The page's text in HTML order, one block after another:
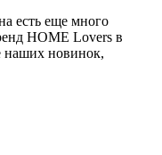
есть еще много
HOME Lovers в
наших новинок,